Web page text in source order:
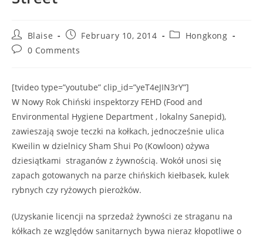
Post
author:
Blaise
Post
published:
February 10, 2014
PostHongkong
Post0 Comments
[tvideo type=”youtube” clip_id=”yeT4eJIN3rY”]
W Nowy Rok Chiński inspektorzy FEHD (Food and
Environmental Hygiene Department , lokalny Sanepid),
zawieszają swoje teczki na kołkach, jednocześnie ulica
Kweilin w dzielnicy Sham Shui Po (Kowloon) ożywa
dziesiątkami straganów z żywnością. Wokół unosi się
zapach gotowanych na parze chińskich kiełbasek, kulek
rybnych czy ryżowych pierożków.
(Uzyskanie licencji na sprzedaż żywności ze straganu na
kółkach ze względów sanitarnych bywa nieraz kłopotliwe o